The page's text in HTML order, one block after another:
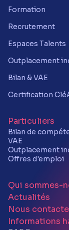
Formation
Recrutement
Espaces Talents
Outplacement
Bilan & VAE
Certification
Particuliers
Bilan de
VAE
Outplacement
Offres d'emploi
Qui sommes-
Actualités
Nous
Informations